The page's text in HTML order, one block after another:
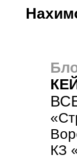
КЗ